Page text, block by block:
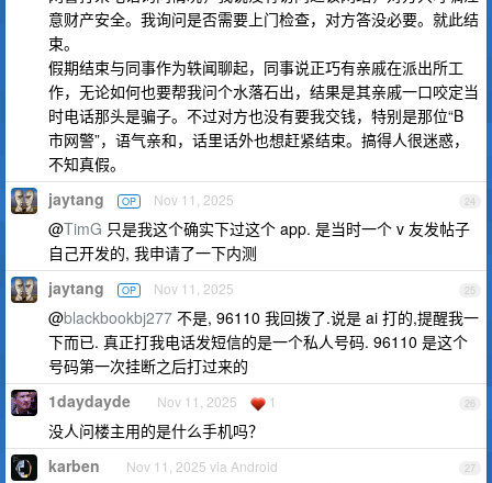
意财产安全。我询问是否需要上门检查，对方答没必要。就此结
束。
假期结束与同事作为轶闻聊起，同事说正巧有亲戚在派出所工
作，无论如何也要帮我问个水落石出，结果是其亲戚一口咬定当
时电话那头是骗子。不过对方也没有要我交钱，特别是那位“B
市网警”，语气亲和，话里话外也想赶紧结束。搞得人很迷惑，
不知真假。
24
jaytang OP Nov 11, 2025
@TimG 只是我这个确实下过这个 app. 是当时一个 v 友发帖子
自己开发的, 我申请了一下内测
25
jaytang OP Nov 11, 2025
@blackbookbj277 不是, 96110 我回拨了.说是 ai 打的,提醒我一
下而已. 真正打我电话发短信的是一个私人号码. 96110 是这个
号码第一次挂断之后打过来的
26
1daydayde Nov 11, 2025 1
没人问楼主用的是什么手机吗？
27
karben Nov 11, 2025 via Android